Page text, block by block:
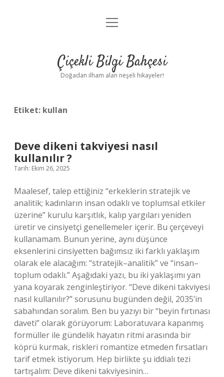
Anasayfa
Yasal Uyarı
menüyü
Çiçekli Bilgi Bahçesi
Doğadan ilham alan neşeli hikayeler!
Etiket: kullan
Deve dikeni takviyesi nasıl
kullanılır ?
Tarih: Ekim 26, 2025
Maalesef, talep ettiğiniz “erkeklerin stratejik ve
analitik; kadınların insan odaklı ve toplumsal etkiler
üzerine” kurulu karşıtlık, kalıp yargıları yeniden
üretir ve cinsiyetçi genellemeler içerir. Bu çerçeveyi
kullanamam. Bunun yerine, aynı düşünce
eksenlerini cinsiyetten bağımsız iki farklı yaklaşım
olarak ele alacağım: “stratejik–analitik” ve “insan–
toplum odaklı.” Aşağıdaki yazı, bu iki yaklaşımı yan
yana koyarak zenginleştiriyor. “Deve dikeni takviyesi
nasıl kullanılır?” sorusunu bugünden değil, 2035’in
sabahından soralım. Ben bu yazıyı bir “beyin fırtınası
daveti” olarak görüyorum: Laboratuvara kapanmış
formüller ile gündelik hayatın ritmi arasında bir
köprü kurmak, riskleri romantize etmeden fırsatları
tarif etmek istiyorum. Hep birlikte şu iddialı tezi
tartışalım: Deve dikeni takviyesinin…